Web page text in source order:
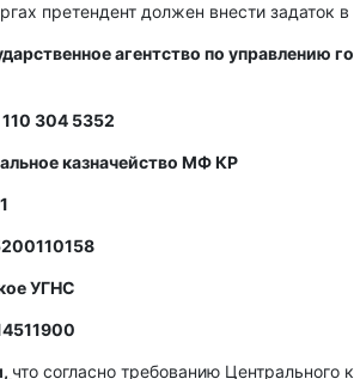
претендент должен внести задаток
агентство по
304 5352
казначейство МФ КР
УГНС
что согласно требованию